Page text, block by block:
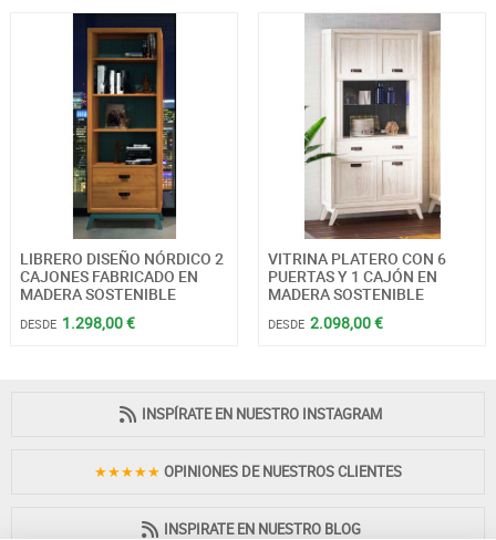
LIBRERO DISEÑO NÓRDICO 2
CAJONES FABRICADO EN
MADERA SOSTENIBLE
DESDE 1.298,00 €
VITRINA PLATERO CON 6
PUERTAS Y 1 CAJÓN EN
MADERA SOSTENIBLE
DESDE 2.098,00 €
INSPÍRATE EN NUESTRO INSTAGRAM
★★★★★ OPINIONES DE NUESTROS CLIENTES
INSPIRATE EN NUESTRO BLOG